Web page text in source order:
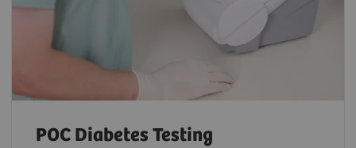
POC Diabetes Testing